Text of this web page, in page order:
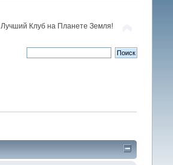
Лучший Клуб на Планете Земля!